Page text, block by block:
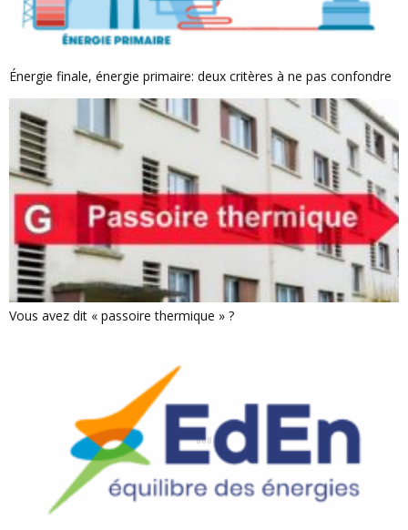
Énergie finale, énergie primaire: deux critères à ne pas confondre
Vous avez dit « passoire thermique » ?